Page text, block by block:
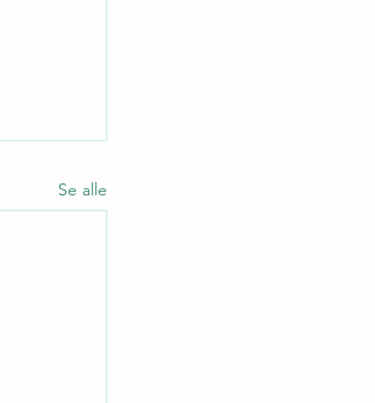
Se alle